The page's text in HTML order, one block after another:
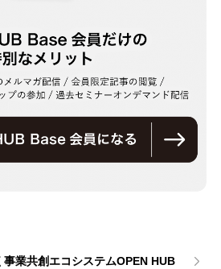
業共創エコシステムOPEN HUB